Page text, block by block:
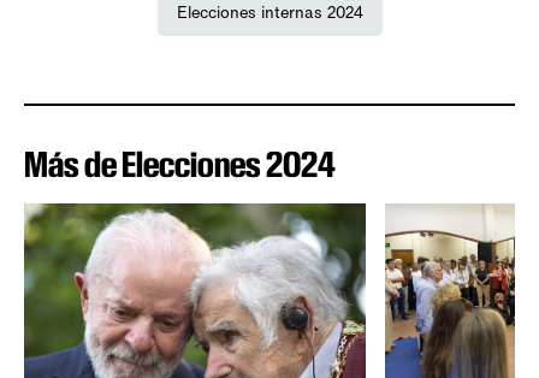
Elecciones internas 2024
Más de Elecciones 2024